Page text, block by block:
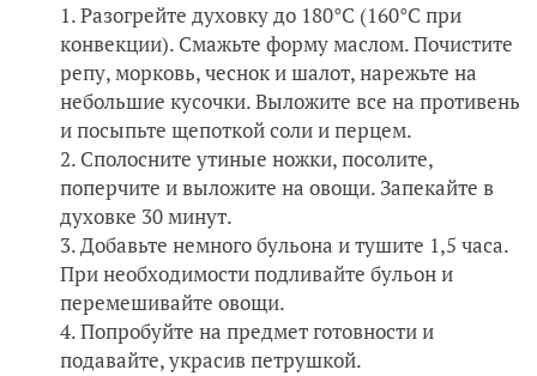
Разогрейте духовку до 180°С (160°С при
конвекции). Смажьте форму маслом. Почистите
репу, морковь, чеснок и шалот, нарежьте на
небольшие кусочки. Выложите все на противень
и посыпьте щепоткой соли и перцем.
Сполосните утиные ножки, посолите,
поперчите и выложите на овощи. Запекайте в
духовке 30 минут.
Добавьте немного бульона и тушите 1,5 часа.
При необходимости подливайте бульон и
перемешивайте овощи.
Попробуйте на предмет готовности и
подавайте, украсив петрушкой.